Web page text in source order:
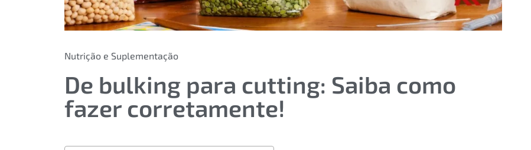
Nutrição e Suplementação
De bulking para cutting: Saiba como
fazer corretamente!